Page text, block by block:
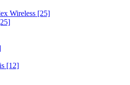
Wireless [25]
[12]